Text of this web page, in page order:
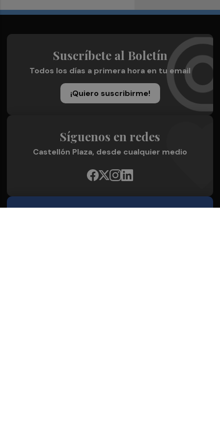
Suscríbete al Boletín
Todos los días a primera hora en tu email
¡Quiero suscribirme!
Síguenos en redes
Castellón Plaza, desde cualquier medio